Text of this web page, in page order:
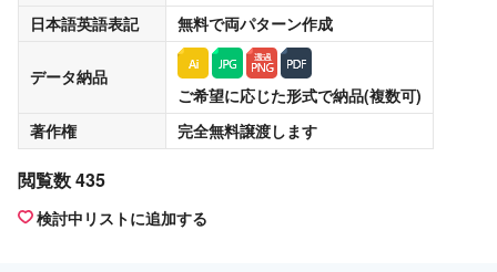
日本語英語表記
無料で両パターン作成
データ納品
ご希望に応じた形式で納品(複数可)
著作権
完全無料譲渡します
閲覧数 435
検討中リストに追加する